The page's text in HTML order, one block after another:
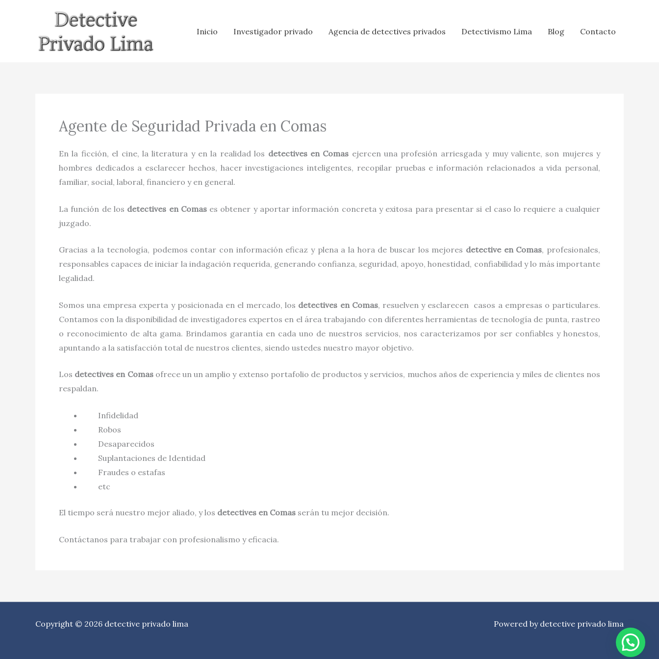
Inicio Investigador privado Agencia de detectives privados Detectivismo Lima Blog Contacto
Agente de Seguridad Privada en Comas
En la ficción, el cine, la literatura y en la realidad los detectives en Comas ejercen una profesión arriesgada y muy valiente, son mujeres y
hombres dedicados a esclarecer hechos, hacer investigaciones inteligentes, recopilar pruebas e información relacionados a vida personal,
familiar, social, laboral, financiero y en general.
La función de los detectives en Comas es obtener y aportar información concreta y exitosa para presentar si el caso lo requiere a cualquier
juzgado.
Gracias a la tecnología, podemos contar con información eficaz y plena a la hora de buscar los mejores detective en Comas, profesionales,
responsables capaces de iniciar la indagación requerida, generando confianza, seguridad, apoyo, honestidad, confiabilidad y lo más importante
legalidad.
Somos una empresa experta y posicionada en el mercado, los detectives en Comas, resuelven y esclarecen casos a empresas o particulares.
Contamos con la disponibilidad de investigadores expertos en el área trabajando con diferentes herramientas de tecnología de punta, rastreo
o reconocimiento de alta gama. Brindamos garantía en cada uno de nuestros servicios, nos caracterizamos por ser confiables y honestos,
apuntando a la satisfacción total de nuestros clientes, siendo ustedes nuestro mayor objetivo.
Los detectives en Comas ofrece un un amplio y extenso portafolio de productos y servicios, muchos años de experiencia y miles de clientes nos
respaldan.
Infidelidad
Robos
Desaparecidos
Suplantaciones de Identidad
Fraudes o estafas
etc
El tiempo será nuestro mejor aliado, y los detectives en Comas serán tu mejor decisión.
Contáctanos para trabajar con profesionalismo y eficacia.
Copyright © 2026 detective privado lima Powered by detective privado lima